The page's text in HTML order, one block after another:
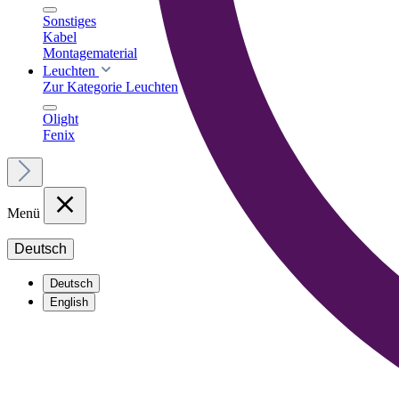
Sonstiges
Kabel
Montagematerial
Leuchten
Zur Kategorie Leuchten
Olight
Fenix
Menü
Deutsch
Deutsch
English